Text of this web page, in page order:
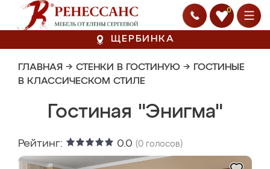
0
ЩЕРБИНКА
ГЛАВНАЯ → СТЕНКИ В ГОСТИНУЮ → ГОСТИНЫЕ
В КЛАССИЧЕСКОМ СТИЛЕ
Гостиная "Энигма"
Рейтинг: 0.0 (0 голосов)